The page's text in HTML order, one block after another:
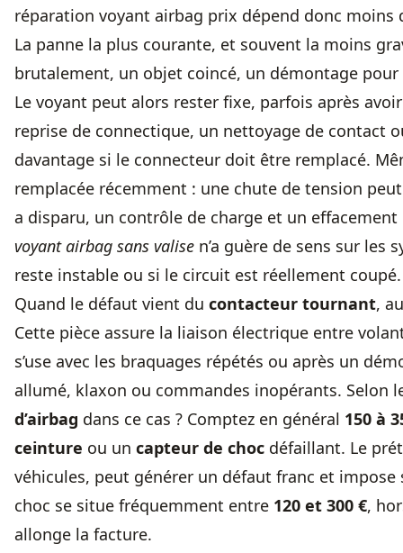
réparation voyant airbag prix dépend donc moins
La panne la plus courante, et souvent la moins
brutalement, un objet coincé, un démontage
Le voyant peut alors rester fixe, parfois après
reprise de connectique, un nettoyage de contact
davantage si le connecteur doit être remplacé.
remplacée récemment : une chute de tension
a disparu, un contrôle de charge et un
voyant airbag sans valise n’a guère de sens sur
reste instable ou si le circuit est réellement coupé.
Quand le défaut vient du contacteur tournant,
Cette pièce assure la liaison électrique entre
s’use avec les braquages répétés ou après un
allumé, klaxon ou commandes inopérants. Selon
d’airbag dans ce cas ? Comptez en général 150 à
ceinture ou un capteur de choc défaillant. Le
véhicules, peut générer un défaut franc et
choc se situe fréquemment entre 120 et 300 €,
allonge la facture.